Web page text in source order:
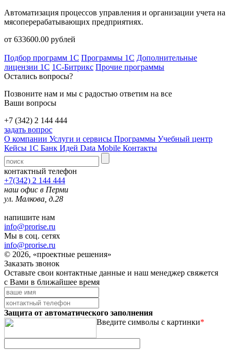
Автоматизация процессов управления и организации учета на
мясоперерабатывающих предприятиях.
от 633600.00 рублей
Подбор программ 1С Программы 1С Дополнительные
лицензии 1С 1С-Битрикс Прочие программы
Остались вопросы?
Позвоните нам и мы с радостью ответим на все
Ваши вопросы
+7 (342) 2 144 444
задать вопрос
О компании Услуги и сервисы Программы Учебный центр
Кейсы 1С Банк Идей Data Mobile Контакты
контактный телефон
+7(342) 2 144 444
наш офис в Перми
ул. Малкова, д.28
напишите нам
info@prorise.ru
Мы в соц. сетях
info@prorise.ru
© 2026, «проектные решения»
Заказать звонок
Оставьте свои контактные данные и наш менеджер свяжется
с Вами в ближайшее время
Защита от автоматического заполнения
Введите символы с картинки*